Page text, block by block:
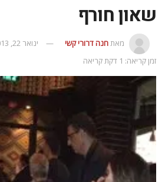
שאון חורף
מאתחנה דרורי קשי
ינואר 22, 2013
זמן קריאה: 1 דקת קריאה